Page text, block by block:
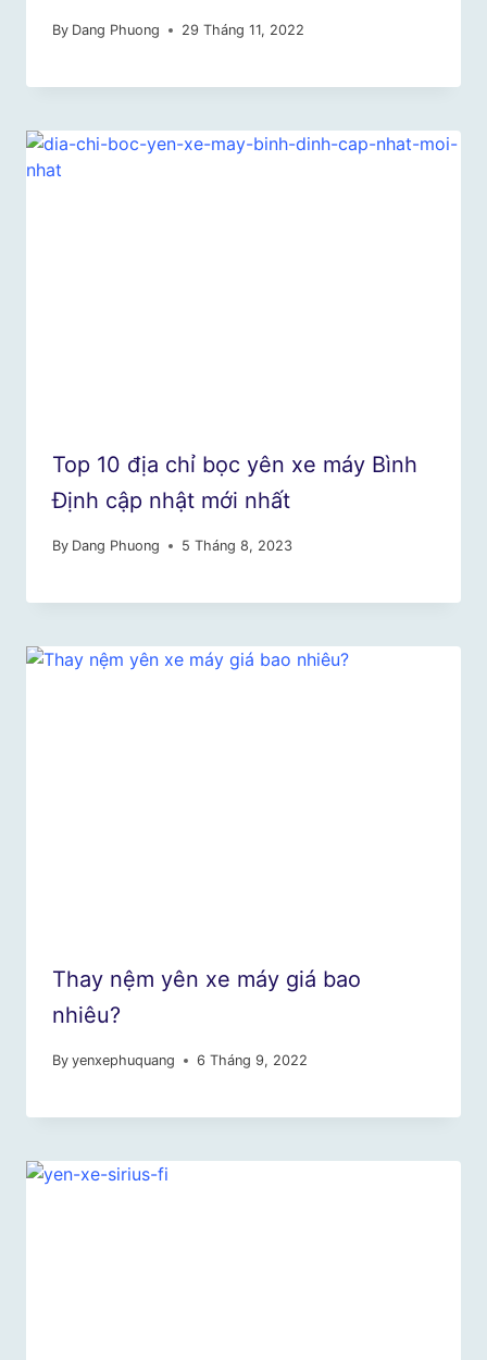
By Dang Phuong 29 Tháng 11, 2022
Top 10 địa chỉ bọc yên xe máy Bình
Định cập nhật mới nhất
By Dang Phuong 5 Tháng 8, 2023
Thay nệm yên xe máy giá bao
nhiêu?
By yenxephuquang 6 Tháng 9, 2022